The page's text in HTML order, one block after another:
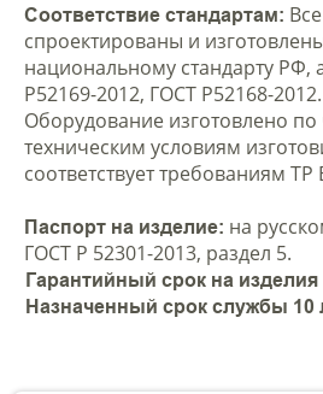
Соответствие стандартам:
спроектированы и
национальному стандарту РФ,
Р52169-2012, ГОСТ Р52168-2012.
Оборудование изготовлено
техническим условиям
соответствует требованиям
Паспорт на изделие: на
ГОСТ Р 52301-2013, раздел 5.
Гарантийный срок на
Назначенный срок службы 10